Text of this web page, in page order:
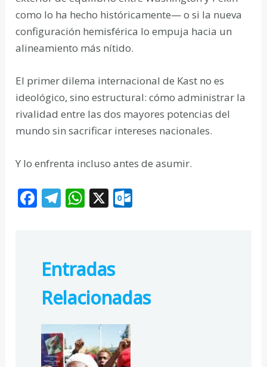
como lo ha hecho históricamente— o si la nueva
configuración hemisférica lo empuja hacia un
alineamiento más nítido.
El primer dilema internacional de Kast no es
ideológico, sino estructural: cómo administrar la
rivalidad entre las dos mayores potencias del
mundo sin sacrificar intereses nacionales.
Y lo enfrenta incluso antes de asumir.
F
ac
o
o
k
T
el
a
m
W
h
s
A
p
p
X
c
o
Entradas
Relacionadas